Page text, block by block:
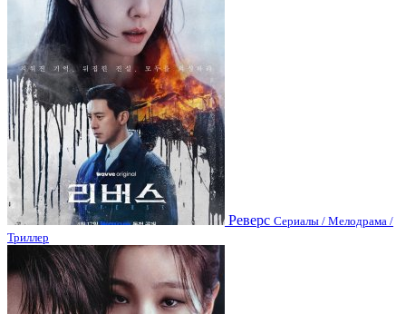
Реверс Сериалы / Мелодрама /
Триллер